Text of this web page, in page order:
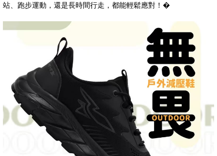
站、跑步運動，還是長時間行走，都能輕鬆應對！�